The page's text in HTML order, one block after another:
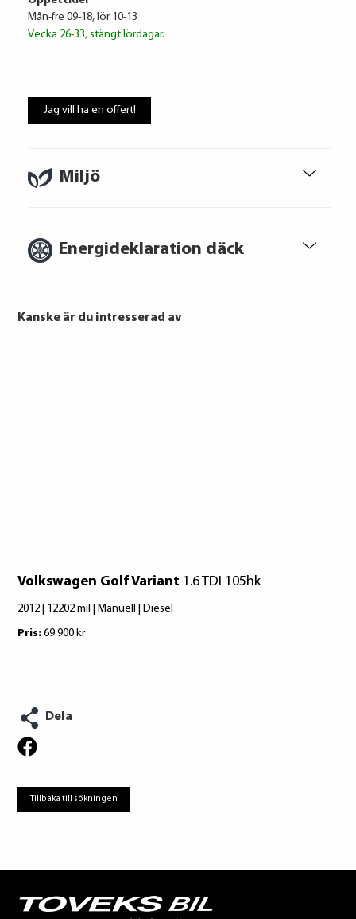
Miljö
Energideklaration däck
Volkswagen Financial Services
Ränta
Det kan leda till svårigheter att få hyra
Mån-fre 09-18, lör 10-13
Vecka 26-33, stängt lördagar.
Jag vill ha en offert!
Kanske är du intresserad av
Volkswagen Golf Variant 1.6 TDI 105hk
2012 | 12202 mil | Manuell | Diesel
Pris: 69 900 kr
Dela
Tillbaka till sökningen